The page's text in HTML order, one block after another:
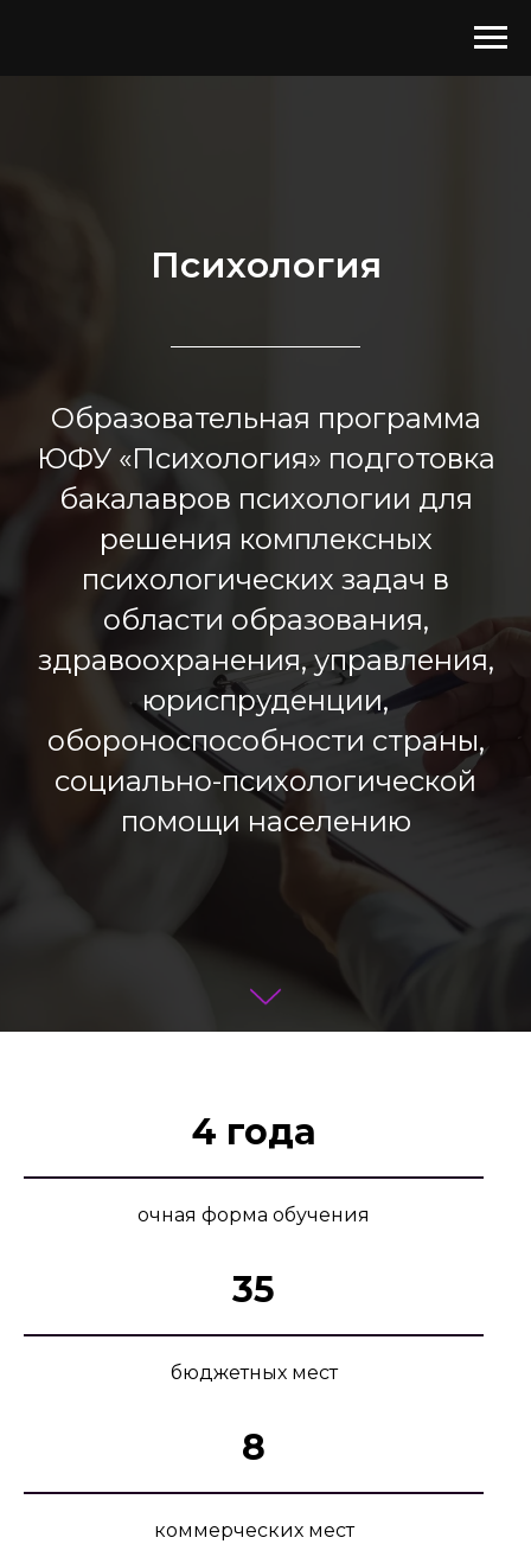
Психология
Образовательная программа
ЮФУ «Психология» подготовка
бакалавров психологии для
решения комплексных
психологических задач в
области образования,
здравоохранения, управления,
юриспруденции,
обороноспособности страны,
социально-психологической
помощи населению
4 года
очная форма обучения
35
бюджетных мест
8
коммерческих мест